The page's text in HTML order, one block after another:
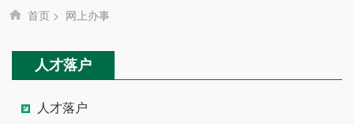
首页 > 网上办事
人才落户
人才落户